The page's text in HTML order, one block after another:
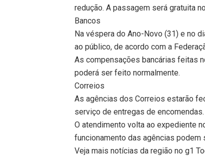
redução. A passagem será gratuita
Bancos
Na véspera do Ano-Novo (31) e no
ao público, de acordo com a
As compensações bancárias feitas
poderá ser feito normalmente.
Correios
As agências dos Correios estarão
serviço de entregas de encomendas.
O atendimento volta ao expediente
funcionamento das agências
Veja mais notícias da região no g1